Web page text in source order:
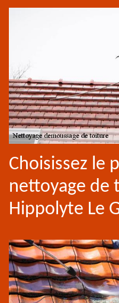
Choisissez le
nettoyage de
Hippolyte Le